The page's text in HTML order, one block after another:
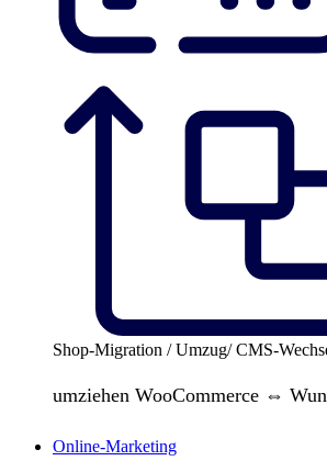
Shop-Migration / Umzug/ CMS-
umziehen WooCommerce ⇔
Online-Marketing